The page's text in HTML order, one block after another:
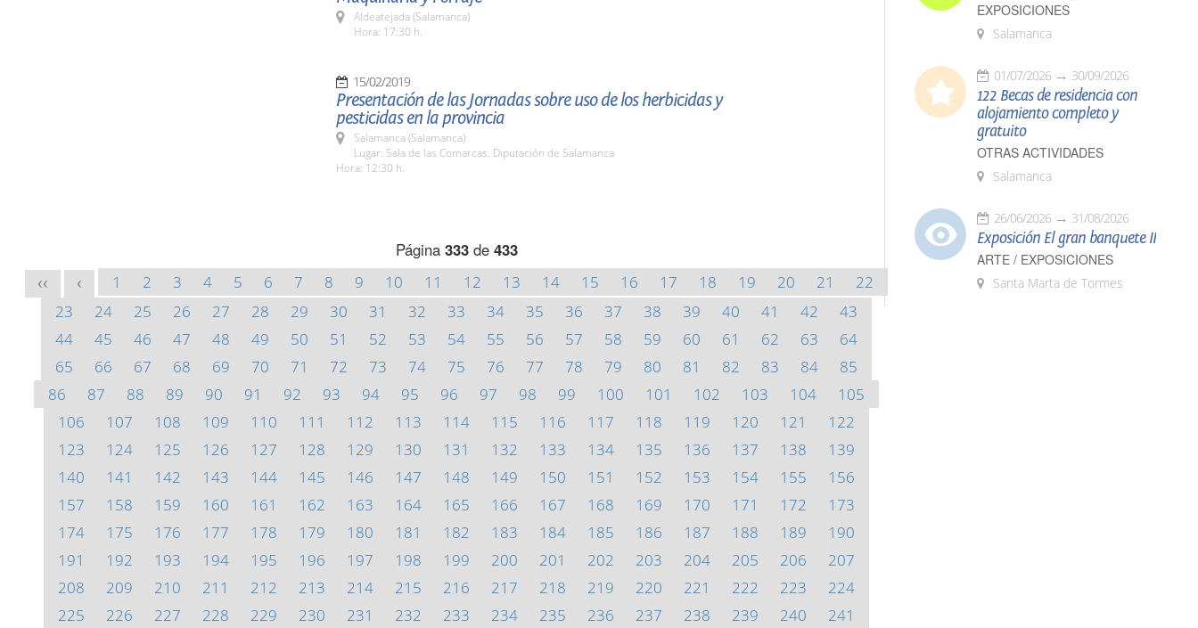
Aldeatejada (Salamanca)
Hora: 17:30 h.
15/02/2019
Presentación de las Jornadas sobre uso de los herbicidas y
pesticidas en la provincia
Salamanca (Salamanca)
Lugar: Sala de las Comarcas. Diputación de Salamanca
Hora: 12:30 h.
Página 333de 433
<< < 1 2 3 4 5 6 7 8 9 10 11 12 13 14 15 16 17 18 19 20 21
22
23
24 25 26 27 28 29 30 31 32 33 34 35 36 37 38 39 40 41 42
43
44
45 46 47 48 49 50 51 52 53 54 55 56 57 58 59 60 61 62 63
64
65
66 67 68 69 70 71 72 73 74 75 76 77 78 79 80 81 82 83 84
85
86
87 88 89 90 91 92 93 94 95 96 97 98 99 100 101 102 103 104
105
106
107 108 109 110 111 112 113 114 115 116 117 118 119 120 121
122
123
124 125 126 127 128 129 130 131 132 133 134 135 136 137 138
139
140
141 142 143 144 145 146 147 148 149 150 151 152 153 154 155
156
157
158 159 160 161 162 163 164 165 166 167 168 169 170 171 172
173
174
175 176 177 178 179 180 181 182 183 184 185 186 187 188 189
190
191
192 193 194 195 196 197 198 199 200 201 202 203 204 205 206
207
208
209 210 211 212 213 214 215 216 217 218 219 220 221 222 223
224
225
226 227 228 229 230 231 232 233 234 235 236 237 238 239 240 241
EXPOSICIONES
Salamanca
01/07/2026 30/09/2026
122 Becas de residencia con
alojamiento completo y
gratuito
OTRAS ACTIVIDADES
Salamanca
26/06/2026 31/08/2026
Exposición El gran banquete II
ARTE / EXPOSICIONES
Santa Marta de Tormes